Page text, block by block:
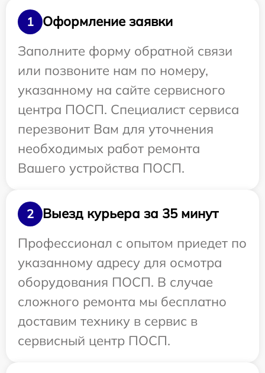
1
Оформление заявки
Заполните форму обратной связи
или позвоните нам по номеру,
указанному на сайте сервисного
центра ПОСП. Специалист сервиса
перезвонит Вам для уточнения
необходимых работ ремонта
Вашего устройства ПОСП.
2
Выезд курьера за 35 минут
Профессионал с опытом приедет по
указанному адресу для осмотра
оборудования ПОСП. В случае
сложного ремонта мы бесплатно
доставим технику в сервис в
сервисный центр ПОСП.